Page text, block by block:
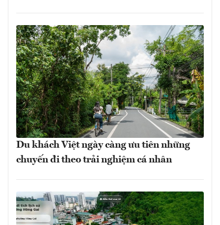
Du khách Việt ngày càng ưu tiên những
chuyến đi theo trải nghiệm cá nhân